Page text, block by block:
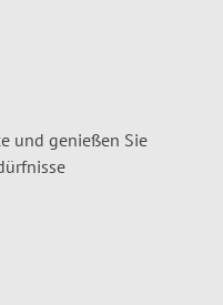
und genießen Sie